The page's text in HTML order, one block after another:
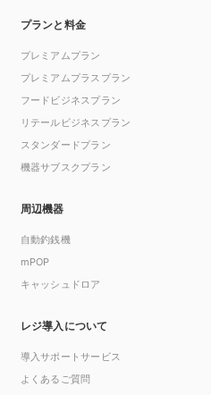
プランと料金
プレミアムプラン
プレミアムプラスプラン
フードビジネスプラン
リテールビジネスプラン
スタンダードプラン
機器サブスクプラン
周辺機器
自動釣銭機
mPOP
キャッシュドロア
レジ導入について
導入サポートサービス
よくあるご質問